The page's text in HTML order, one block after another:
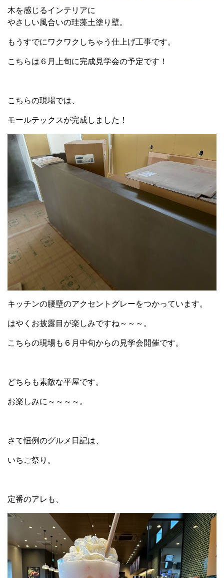
木を感じるインテリアに
やさしい風合いの珪藻土塗り壁。
もうすでにワクワクしちゃう仕上げ工事です。
こちらは６月上旬に完成見学会の予定です！
こちらの現場では、
モールテックスが完成しました！
キッチンの腰壁のアクセントグレーをつかっています。
はやくお披露目が楽しみですね～～～。
こちらの現場も６月中旬からの見学会開催です。
どちらも素敵な平屋です。
お楽しみに～～～～。
さて恒例のグルメ日記は、
いちご祭り。
定番のアレも、